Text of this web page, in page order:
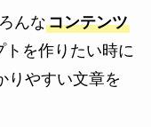
んなコンテンツ
トを作りたい時に
りやすい文章を